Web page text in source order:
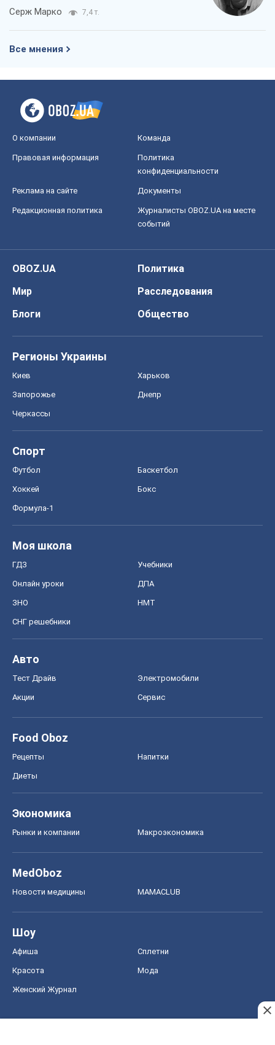
Серж Марко 7,4 т.
Все мнения
О компании Команда
Правовая информация
Политика
конфиденциальности
Реклама на сайте Документы
Редакционная политика
Журналисты OBOZ.UA на месте
событий
OBOZ.UA
Политика
Мир
Расследования
Блоги
Общество
Регионы Украины
Киев Харьков
Запорожье Днепр
Черкассы
Спорт
Футбол Баскетбол
Хоккей Бокс
Формула-1
Моя школа
ГДЗ Учебники
Онлайн уроки ДПА
ЗНО НМТ
СНГ решебники
Авто
Тест Драйв Электромобили
Акции Сервис
Food Oboz
Рецепты Напитки
Диеты
Экономика
Рынки и компании Mакроэкономика
MedOboz
Новости медицины MAMACLUB
Шоу
Афиша Сплетни
Красота Мода
Женский Журнал